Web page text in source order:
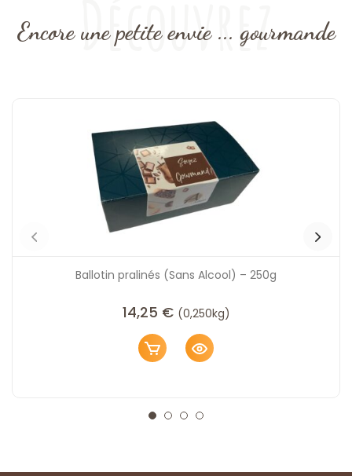
Encore une petite envie ... gourmande
Découvrez
Ballotin pralinés (Sans Alcool) – 250g
14,25 € (0,250kg)